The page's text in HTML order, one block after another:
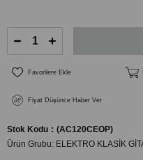
Favorilere Ekle
Fiyat Düşünce Haber Ver
Stok Kodu
(AC120CEOP)
Ürün Grubu: ELEKTRO KLASİK